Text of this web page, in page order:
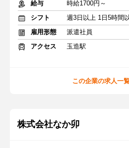
給与
時給1700円～
シフト
週3日以上 1日5時間
雇用形態
派遣社員
アクセス
玉造駅
この企業の求人一
株式会社なか卯